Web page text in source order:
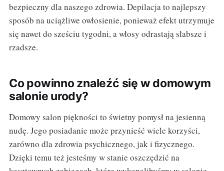
bezpieczny dla naszego zdrowia. Depilacja to najlepszy
sposób na uciążliwe owłosienie, ponieważ efekt utrzymuje
się nawet do sześciu tygodni, a włosy odrastają słabsze i
rzadsze.
Co powinno znaleźć się w domowym
salonie urody?
Domowy salon piękności to świetny pomysł na jesienną
nudę. Jego posiadanie może przynieść wiele korzyści,
zarówno dla zdrowia psychicznego, jak i fizycznego.
Dzięki temu też jesteśmy w stanie oszczędzić na